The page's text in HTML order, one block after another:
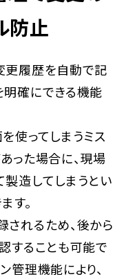
防止
更履歴を自動で記
明確にできる機能
使ってしまうミス
った場合に、現場
造してしまうとい
す。
れるため、後から
することも可能で
管理機能により、